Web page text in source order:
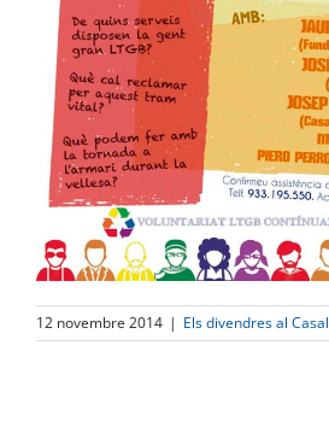
12 novembre 2014 | Els divendres al Casal